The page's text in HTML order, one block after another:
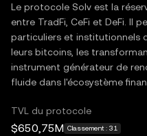
Le protocole Solv est la
entre TradFi, CeFi et DeFi. Il
particuliers et institutionnels
leurs bitcoins, les
instrument générateur de
fluide dans l'écosystème
TVL du protocole
$650,75M Classement : 31